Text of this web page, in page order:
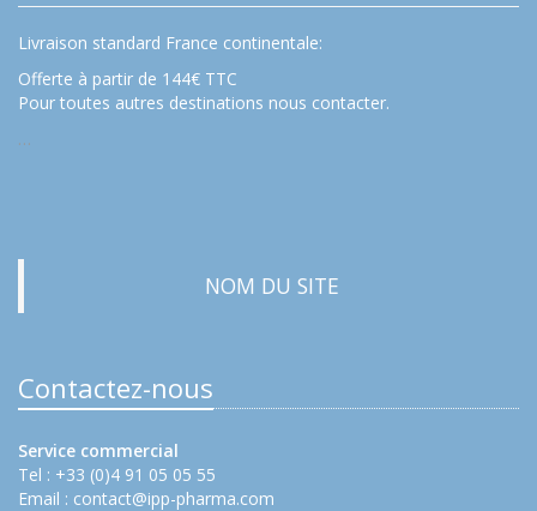
Livraison standard France continentale:
Offerte à partir de 144€ TTC
Pour toutes autres destinations nous contacter.
…
NOM DU SITE
Contactez-nous
Service commercial
Tel : +33 (0)4 91 05 05 55
Email : contact@ipp-pharma.com